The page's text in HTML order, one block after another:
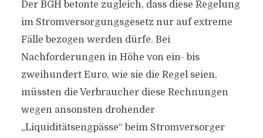
Der BGH betonte zugleich, dass diese Regelung
im Stromversorgungsgesetz nur auf extreme
Fälle bezogen werden dürfe. Bei
Nachforderungen in Höhe von ein- bis
zweihundert Euro, wie sie die Regel seien,
müssten die Verbraucher diese Rechnungen
wegen ansonsten drohender
„Liquiditätsengpässe“ beim Stromversorger